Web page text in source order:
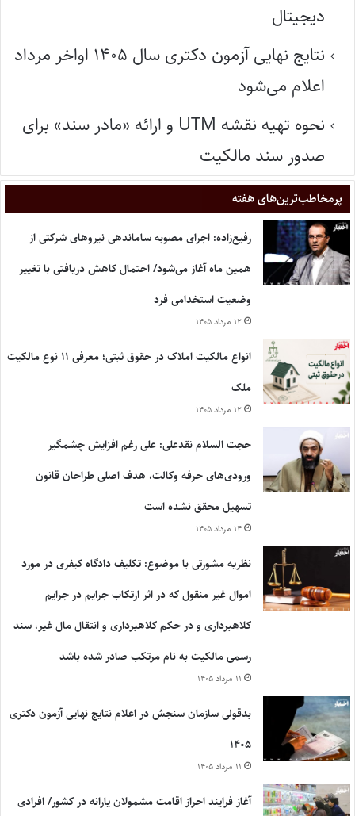
دیجیتال
نتایج نهایی آزمون دکتری سال ۱۴۰۵ اواخر مرداد
اعلام می‌شود
نحوه تهیه نقشه UTM و ارائه «مادر سند» برای
صدور سند مالکیت
پر‌مخاطب‌ترین‌های هفته
رفیع‌زاده: اجرای مصوبه ساماندهی نیروهای شرکتی از
همین ماه آغاز می‌شود/ احتمال کاهش دریافتی با تغییر
وضعیت استخدامی فرد
۱۲ مرداد ۱۴۰۵
انواع مالکیت املاک در حقوق ثبتی؛ معرفی ۱۱ نوع مالکیت
ملک
۱۲ مرداد ۱۴۰۵
حجت السلام نقدعلی: علی رغم افزایش چشمگیر
ورودی‌های حرفه وکالت، هدف اصلی طراحان قانون
تسهیل محقق نشده است
۱۴ مرداد ۱۴۰۵
نظریه مشورتی با موضوع: تکلیف دادگاه کیفری در مورد
اموال غیر منقول که در اثر ارتکاب جرایم در جرایم
کلاهبرداری و در حکم کلاهبرداری و انتقال مال غیر، سند
رسمی مالکیت به نام مرتکب صادر شده باشد
۱۱ مرداد ۱۴۰۵
بدقولی سازمان سنجش در اعلام نتایج نهایی آزمون دکتری
۱۴۰۵
۱۱ مرداد ۱۴۰۵
آغاز فرایند احراز اقامت مشمولان یارانه در کشور/ افرادی